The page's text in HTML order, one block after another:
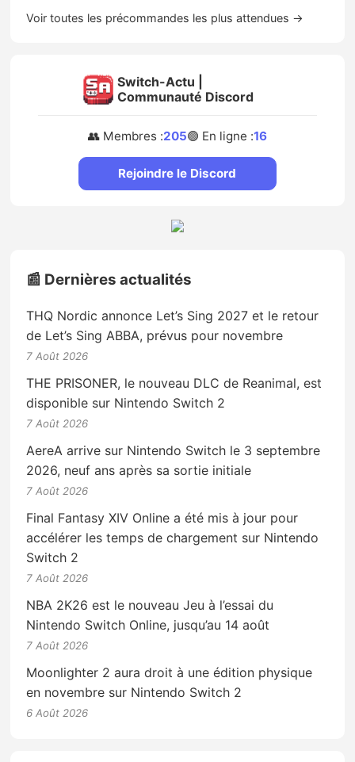
Voir toutes les précommandes les plus attendues →
Switch-Actu |
Communauté Discord
👥 Membres :205🟢 En ligne :16
Rejoindre le Discord
📰 Dernières actualités
THQ Nordic annonce Let’s Sing 2027 et le retour
de Let’s Sing ABBA, prévus pour novembre
7 Août 2026
THE PRISONER, le nouveau DLC de Reanimal, est
disponible sur Nintendo Switch 2
7 Août 2026
AereA arrive sur Nintendo Switch le 3 septembre
2026, neuf ans après sa sortie initiale
7 Août 2026
Final Fantasy XIV Online a été mis à jour pour
accélérer les temps de chargement sur Nintendo
Switch 2
7 Août 2026
NBA 2K26 est le nouveau Jeu à l’essai du
Nintendo Switch Online, jusqu’au 14 août
7 Août 2026
Moonlighter 2 aura droit à une édition physique
en novembre sur Nintendo Switch 2
6 Août 2026